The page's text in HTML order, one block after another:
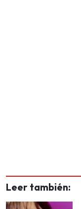
Leer también: